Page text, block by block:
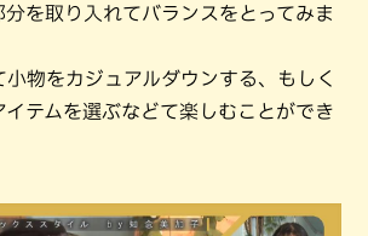
分を取り入れてバランスをとってみま
物をカジュアルダウンする、もしく
イテムを選ぶなどて楽しむことができ